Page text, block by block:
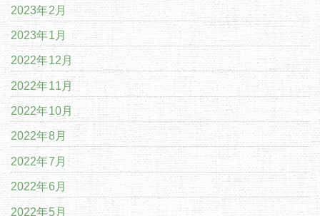
2023年2月
2023年1月
2022年12月
2022年11月
2022年10月
2022年8月
2022年7月
2022年6月
2022年5月